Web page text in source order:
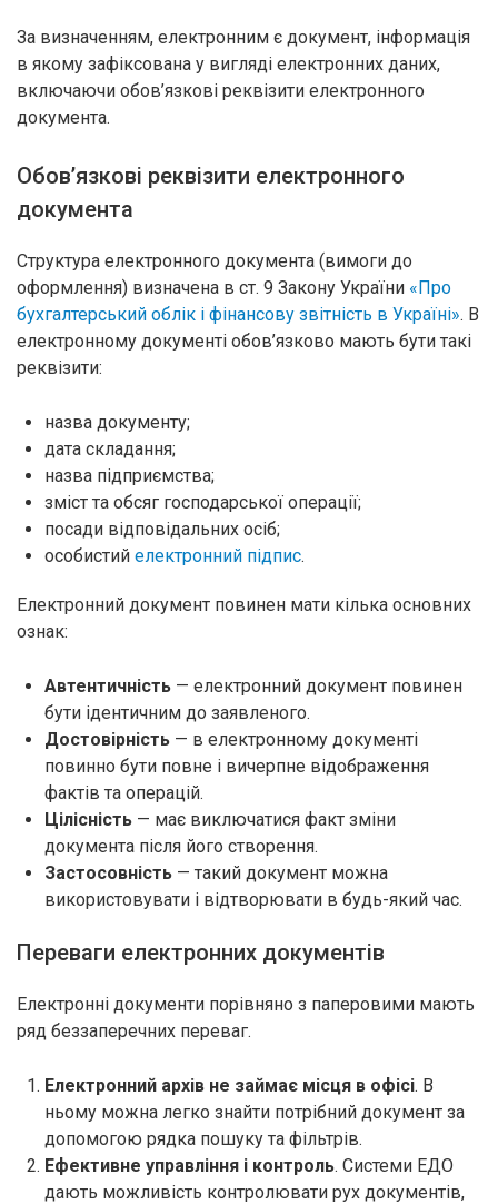
За визначенням, електронним є документ, інформація
в якому зафіксована у вигляді електронних даних,
включаючи обов’язкові реквізити електронного
документа.
Обов’язкові реквізити електронного
документа
Структура електронного документа (вимоги до
оформлення) визначена в ст. 9 Закону України «Про
бухгалтерський облік і фінансову звітність в Україні». В
електронному документі обов’язково мають бути такі
реквізити:
назва документу;
дата складання;
назва підприємства;
зміст та обсяг господарської операції;
посади відповідальних осіб;
особистий електронний підпис.
Електронний документ повинен мати кілька основних
ознак:
Автентичність — електронний документ повинен
бути ідентичним до заявленого.
Достовірність — в електронному документі
повинно бути повне і вичерпне відображення
фактів та операцій.
Цілісність — має виключатися факт зміни
документа після його створення.
Застосовність — такий документ можна
використовувати і відтворювати в будь-який час.
Переваги електронних документів
Електронні документи порівняно з паперовими мають
ряд беззаперечних переваг.
Електронний архів не займає місця в офісі. В
ньому можна легко знайти потрібний документ за
допомогою рядка пошуку та фільтрів.
Ефективне управління і контроль. Системи ЕДО
дають можливість контролювати рух документів,